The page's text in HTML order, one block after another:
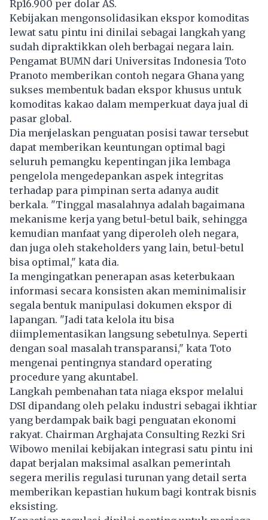
Rp16.900 per dolar AS.
Kebijakan mengonsolidasikan ekspor komoditas
lewat satu pintu ini dinilai sebagai langkah yang
sudah dipraktikkan oleh berbagai negara lain.
Pengamat BUMN dari Universitas Indonesia Toto
Pranoto memberikan contoh negara Ghana yang
sukses membentuk badan ekspor khusus untuk
komoditas kakao dalam memperkuat daya jual di
pasar global.
Dia menjelaskan penguatan posisi tawar tersebut
dapat memberikan keuntungan optimal bagi
seluruh pemangku kepentingan jika lembaga
pengelola mengedepankan aspek integritas
terhadap para pimpinan serta adanya audit
berkala. "Tinggal masalahnya adalah bagaimana
mekanisme kerja yang betul-betul baik, sehingga
kemudian manfaat yang diperoleh oleh negara,
dan juga oleh stakeholders yang lain, betul-betul
bisa optimal," kata dia.
Ia mengingatkan penerapan asas keterbukaan
informasi secara konsisten akan meminimalisir
segala bentuk manipulasi dokumen ekspor di
lapangan. "Jadi tata kelola itu bisa
diimplementasikan langsung sebetulnya. Seperti
dengan soal masalah transparansi," kata Toto
mengenai pentingnya standard operating
procedure yang akuntabel.
Langkah pembenahan tata niaga ekspor melalui
DSI dipandang oleh pelaku industri sebagai ikhtiar
yang berdampak baik bagi penguatan ekonomi
rakyat. Chairman Arghajata Consulting Rezki Sri
Wibowo menilai kebijakan integrasi satu pintu ini
dapat berjalan maksimal asalkan pemerintah
segera merilis regulasi turunan yang detail serta
memberikan kepastian hukum bagi kontrak bisnis
eksisting.